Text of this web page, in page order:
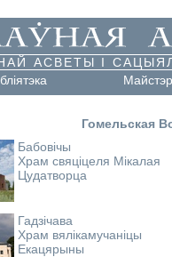
АСВЕТЫ І
Гомельская
Бабовічы
Храм свяціцеля Мікалая
Цудатворца
Гадзічава
Храм вялікамучаніцы
Екацярыны